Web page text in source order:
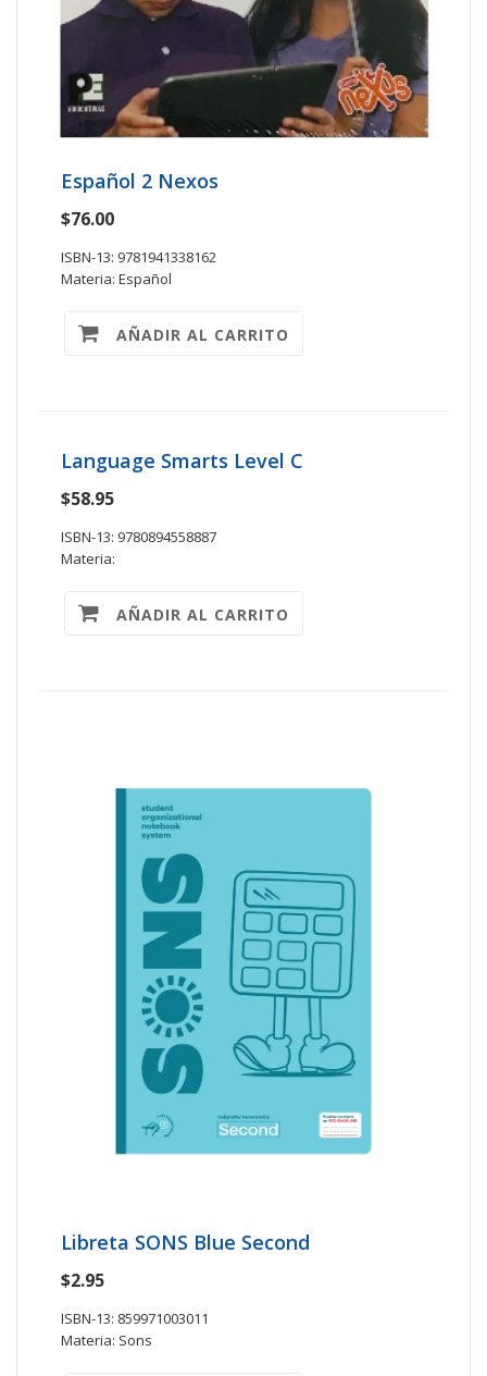
Español 2 Nexos
$76.00
ISBN-13: 9781941338162
Materia: Español
AÑADIR AL CARRITO
Language Smarts Level C
$58.95
ISBN-13: 9780894558887
Materia:
AÑADIR AL CARRITO
Libreta SONS Blue Second
$2.95
ISBN-13: 859971003011
Materia: Sons